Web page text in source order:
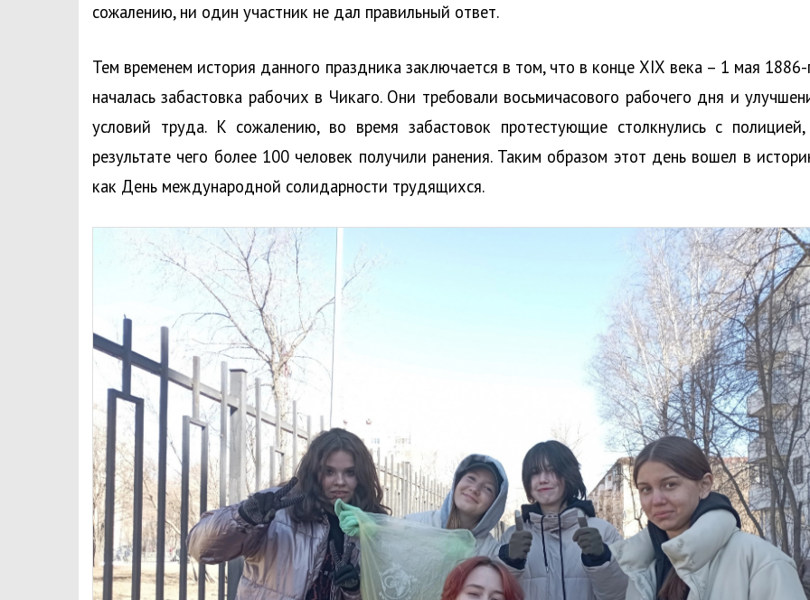
сожалению, ни один участник не дал правильный ответ.
Тем временем история данного праздника заключается в том, что в конце XIX века – 1 мая 1886-
началась забастовка рабочих в Чикаго. Они требовали восьмичасового рабочего дня и
условий труда. К сожалению, во время забастовок протестующие столкнулись с
результате чего более 100 человек получили ранения. Таким образом этот день вошел в
как День международной солидарности трудящихся.